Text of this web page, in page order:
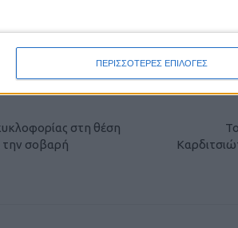
ΠΕΡΙΣΣΟΤΕΡΕΣ ΕΠΙΛΟΓΕΣ
την εφημερίδα ΝΕΟΣ ΑΓΩΝ
εξελίξεις στην περιοχή της Καρδίτσας
στη θέση
την σοβαρή